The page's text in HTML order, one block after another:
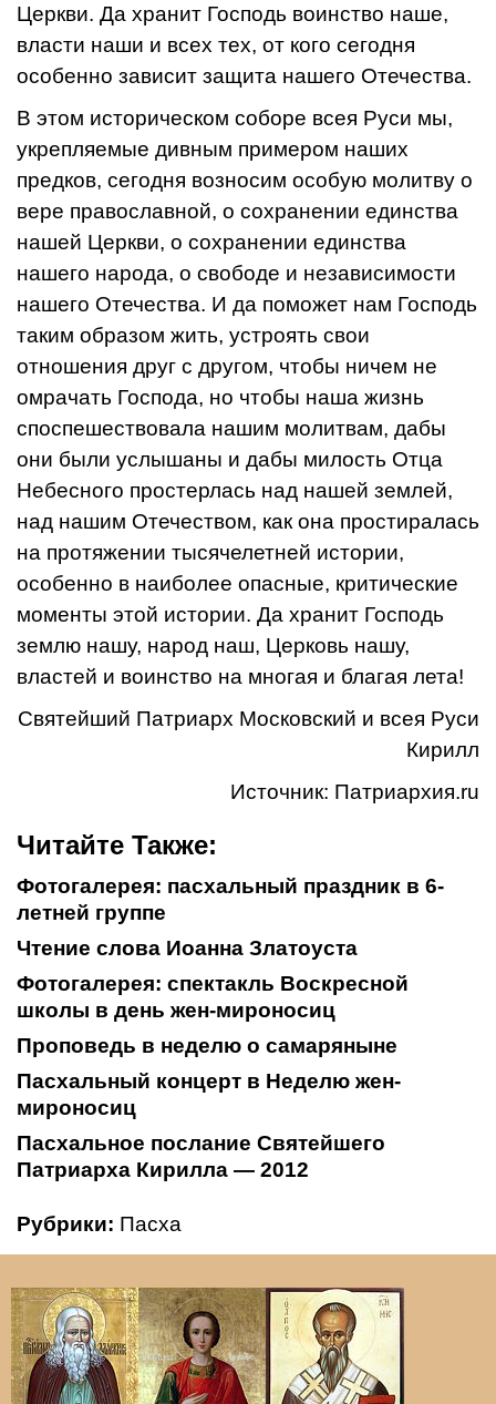
Церкви. Да хранит Господь воинство наше,
власти наши и всех тех, от кого сегодня
особенно зависит защита нашего Отечества.
В этом историческом соборе всея Руси мы,
укрепляемые дивным примером наших
предков, сегодня возносим особую молитву о
вере православной, о сохранении единства
нашей Церкви, о сохранении единства
нашего народа, о свободе и независимости
нашего Отечества. И да поможет нам Господь
таким образом жить, устроять свои
отношения друг с другом, чтобы ничем не
омрачать Господа, но чтобы наша жизнь
споспешествовала нашим молитвам, дабы
они были услышаны и дабы милость Отца
Небесного простерлась над нашей землей,
над нашим Отечеством, как она простиралась
на протяжении тысячелетней истории,
особенно в наиболее опасные, критические
моменты этой истории. Да хранит Господь
землю нашу, народ наш, Церковь нашу,
властей и воинство на многая и благая лета!
Святейший Патриарх Московский и всея Руси
Кирилл
Источник: Патриархия.ru
Читайте Также:
Фотогалерея: пасхальный праздник в 6-
летней группе
Чтение слова Иоанна Златоуста
Фотогалерея: спектакль Воскресной
школы в день жен-мироносиц
Проповедь в неделю о самаряныне
Пасхальный концерт в Неделю жен-
мироносиц
Пасхальное послание Святейшего
Патриарха Кирилла — 2012
Рубрики: Пасха